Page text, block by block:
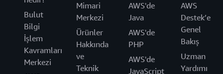
Bulut
Bilgi
İşlem
Kavramları
Merkezi
Mimari
Merkezi
Ürünler
Hakkında
ve
Teknik
AWS'de
Java
AWS'de
PHP
AWS'de
JavaScript
AWS
Destek’e
Genel
Bakış
Uzman
Yardımı